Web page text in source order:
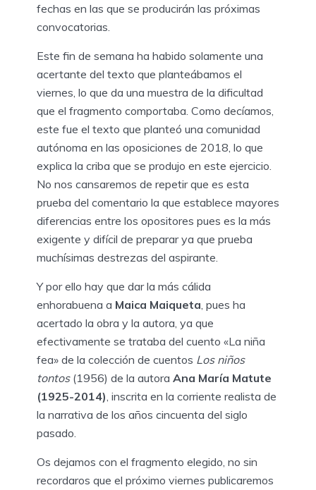
fechas en las que se producirán las próximas
convocatorias.
Este fin de semana ha habido solamente una
acertante del texto que planteábamos el
viernes, lo que da una muestra de la dificultad
que el fragmento comportaba. Como decíamos,
este fue el texto que planteó una comunidad
autónoma en las oposiciones de 2018, lo que
explica la criba que se produjo en este ejercicio.
No nos cansaremos de repetir que es esta
prueba del comentario la que establece mayores
diferencias entre los opositores pues es la más
exigente y difícil de preparar ya que prueba
muchísimas destrezas del aspirante.
Y por ello hay que dar la más cálida
enhorabuena a Maica Maiqueta , pues ha
acertado la obra y la autora, ya que
efectivamente se trataba del cuento «La niña
fea» de la colección de cuentos Los niños
tontos(1956) de la autora Ana María Matute
(1925-2014) , inscrita en la corriente realista de
la narrativa de los años cincuenta del siglo
pasado.
Os dejamos con el fragmento elegido, no sin
recordaros que el próximo viernes publicaremos